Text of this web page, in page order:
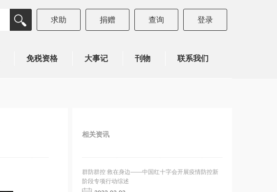
登录
查询
捐赠
求助
免税资格 大事记 刊物 联系我们
相关资讯
群防群控 救在身边——中国红十字会开展疫情防控新
阶段专项行动综述